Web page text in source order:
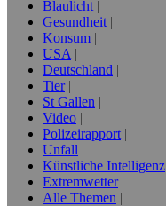
Blaulicht
Gesundheit
Konsum
USA
Deutschland
Tier
St Gallen
Video
Polizeirapport
Unfall
Künstliche Intelligenz
Extremwetter
Alle Themen